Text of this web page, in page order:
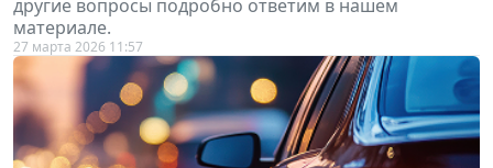
другие вопросы подробно ответим в нашем
материале.
27 марта 2026 11:57